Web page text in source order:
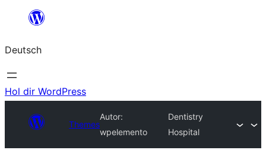
springen
Deutsch
Hol dir WordPress
Themes
Autor:
wpelemento
Dentistry
Hospital